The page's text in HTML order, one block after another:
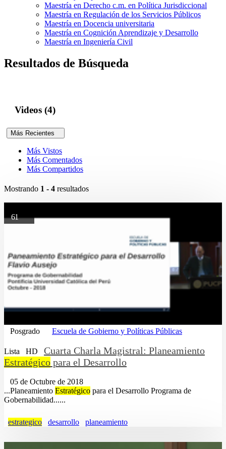
Maestría en Derecho c.m. en Política Jurisdiccional
Maestría en Regulación de los Servicios Públicos
Maestría en Docencia universitaria
Maestría en Cognición Aprendizaje y Desarrollo
Maestría en Ingeniería Civil
Resultados de Búsqueda
Videos (4)
Más Recientes
Más Vistos
Más Comentados
Más Compartidos
Mostrando 1 - 4 resultados
61
Posgrado Escuela de Gobierno y Políticas Públicas
Lista HD
Cuarta Charla Magistral: Planeamiento
Estratégico para el Desarrollo
05 de Octubre de 2018
...Planeamiento Estratégico para el Desarrollo Programa de
Gobernabilidad......
estrategico desarrollo planeamiento